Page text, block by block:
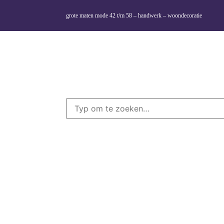
grote maten mode 42 t/m 58 – handwerk – woondecoratie